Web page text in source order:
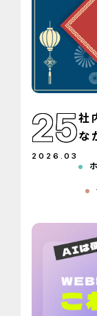
25
2026 .03
社
な